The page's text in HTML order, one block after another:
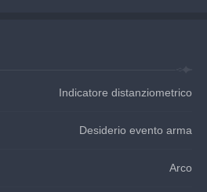
Indicatore distanziometrico
Desiderio evento arma
Arco